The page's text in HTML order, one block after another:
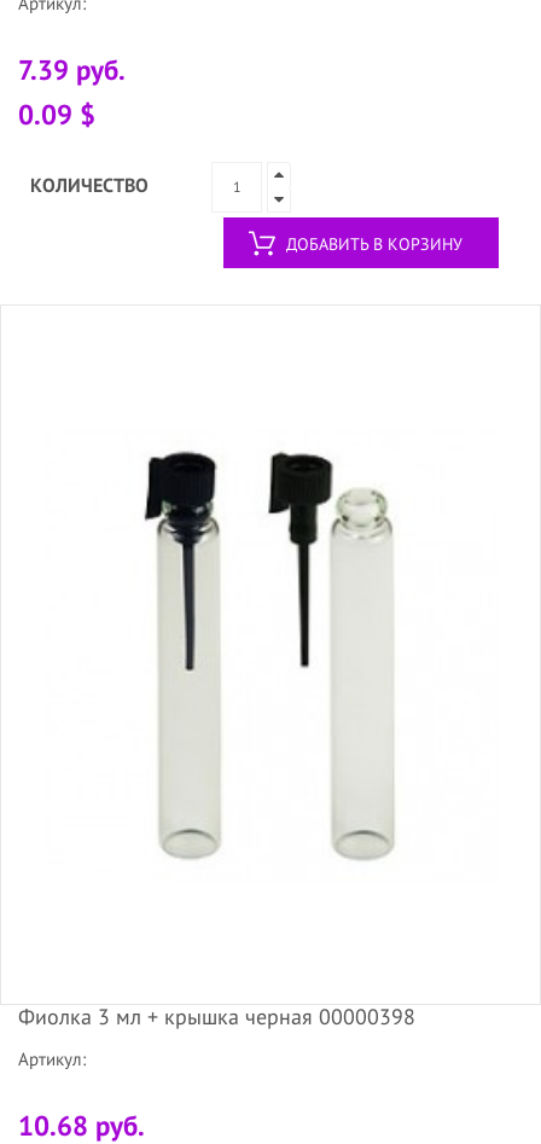
7.39 руб.
0.09 $
КОЛИЧЕСТВО
ДОБАВИТЬ В КОРЗИНУ
Фиолка 3 мл + крышка черная 00000398
Артикул:
10.68 руб.